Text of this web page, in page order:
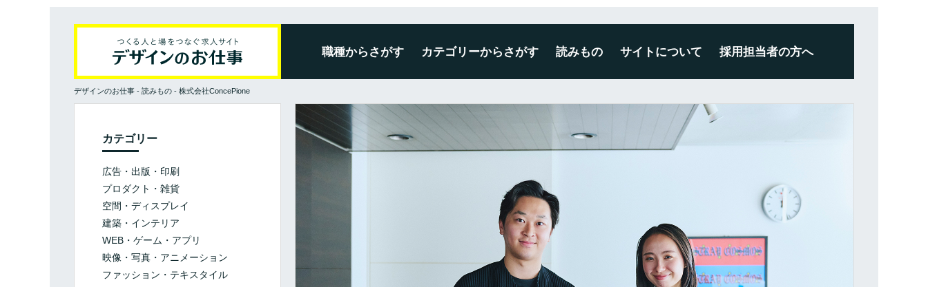
職種からさがす カテゴリーからさがす 読みもの サイトについて 採用担当者の方へ
デザインのお仕事 - 読みもの - 株式会社ConcePione
カテゴリー
広告・出版・印刷
プロダクト・雑貨
空間・ディスプレイ
建築・インテリア
WEB・ゲーム・アプリ
映像・写真・アニメーション
ファッション・テキスタイル